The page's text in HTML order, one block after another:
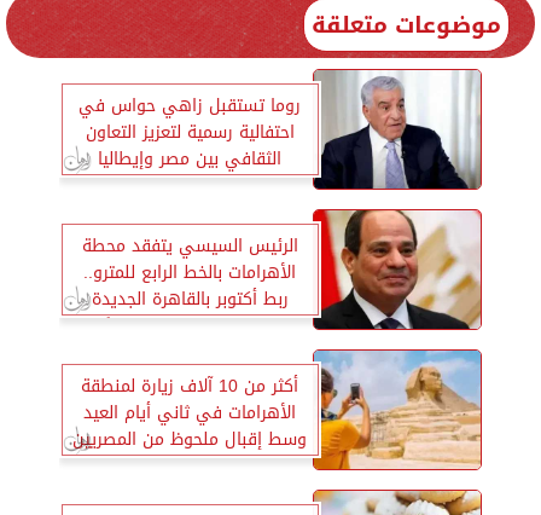
موضوعات متعلقة
روما تستقبل زاهي حواس في
احتفالية رسمية لتعزيز التعاون
الثقافي بين مصر وإيطاليا
الرئيس السيسي يتفقد محطة
الأهرامات بالخط الرابع للمترو..
ربط أكتوبر بالقاهرة الجديدة
ونقل 2 مليون راكب يوميًا
أكثر من 10 آلاف زيارة لمنطقة
الأهرامات في ثاني أيام العيد
وسط إقبال ملحوظ من المصريين